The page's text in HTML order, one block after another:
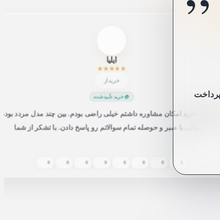
ایلیا
★★★★★
خریدار
خرید تأییدشده
قبل خرید امکان مشاوره داشتم خیلی راضی بودم. بین چند مدل مردد
پشتیبانی با صبر و حوصله تمام سوالاتم رو پاسخ دادن. با تشکر از شما
0 0 0 0 0 0 0
”
کردم